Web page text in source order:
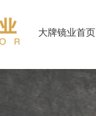
大牌镜业首页